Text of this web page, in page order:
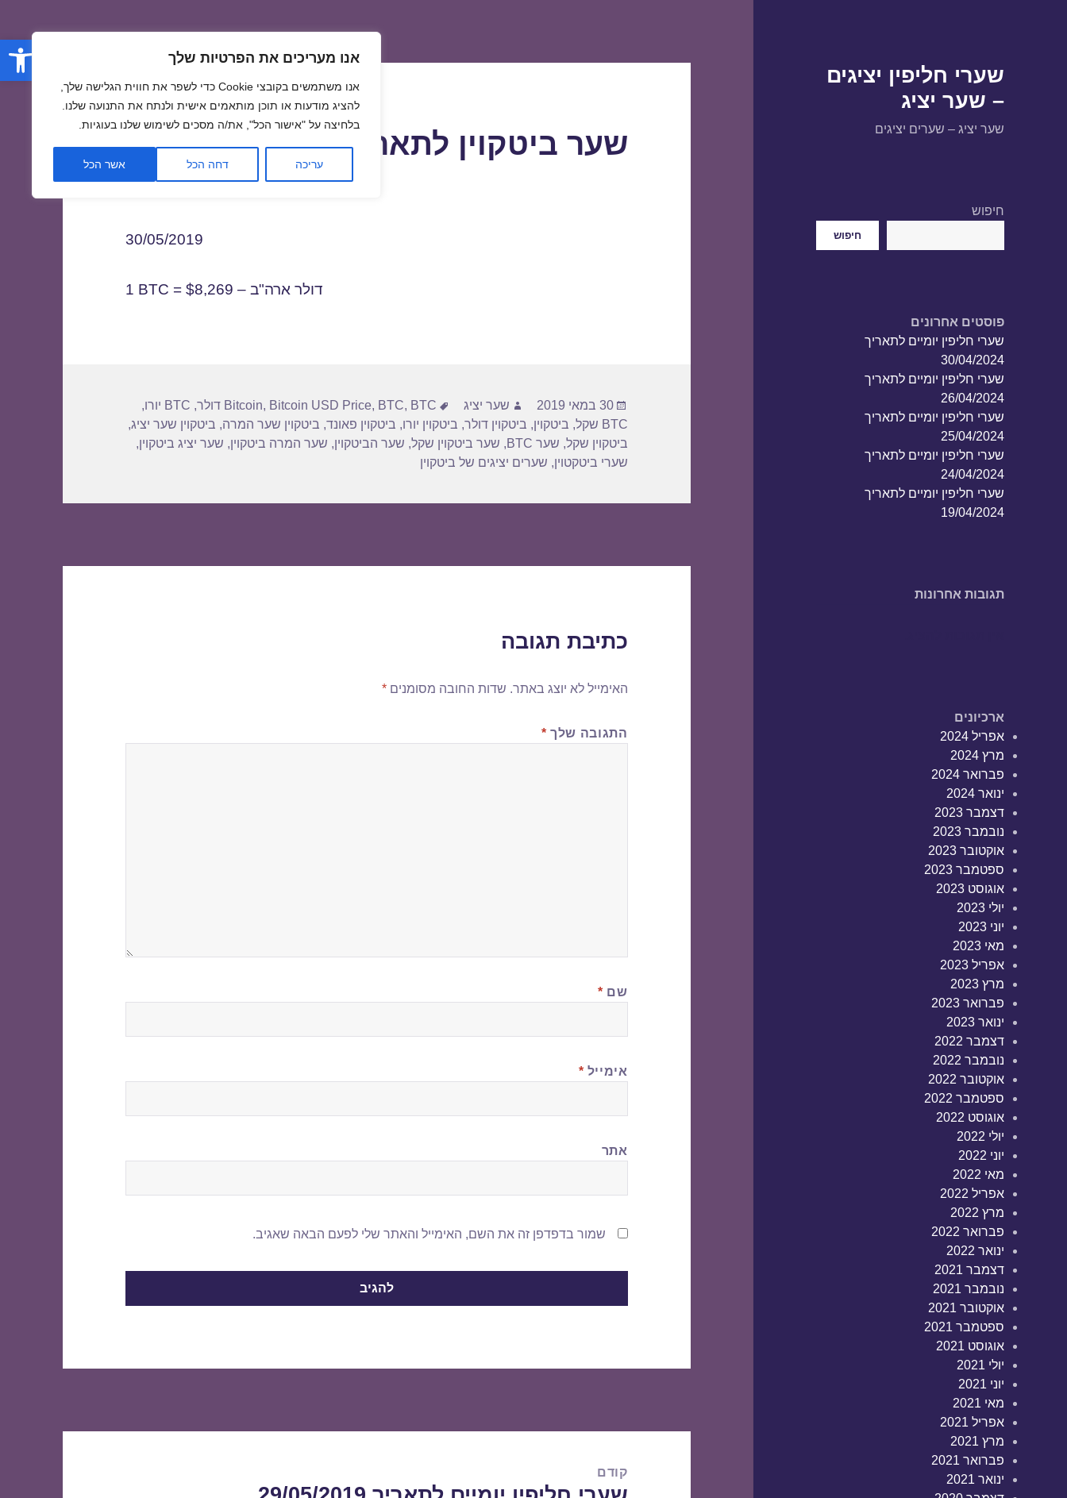
פתח אנו מעריכים את הפרטיות שלך
אנו משתמשים בקובצי Cookie כדי לשפר את חווית הגלישה שלך,
להציג מודעות או תוכן מותאמים אישית ולנתח את התנועה שלנו.
בלחיצה על "אישור הכל", את/ה מסכים לשימוש שלנו בעוגיות.
עריכה דחה הכל אשר הכל
שערי חליפין יציגים
– שער יציג
שער יציג – שערים יציגים
חיפוש
חיפוש
פוסטים אחרונים
שערי חליפין יומיים לתאריך
30/04/2024
שערי חליפין יומיים לתאריך
26/04/2024
שערי חליפין יומיים לתאריך
25/04/2024
שערי חליפין יומיים לתאריך
24/04/2024
שערי חליפין יומיים לתאריך
19/04/2024
תגובות אחרונות
ארכיונים
אפריל 2024
מרץ 2024
פברואר 2024
ינואר 2024
דצמבר 2023
נובמבר 2023
אוקטובר 2023
ספטמבר 2023
אוגוסט 2023
יולי 2023
יוני 2023
מאי 2023
אפריל 2023
מרץ 2023
פברואר 2023
ינואר 2023
דצמבר 2022
נובמבר 2022
אוקטובר 2022
ספטמבר 2022
אוגוסט 2022
יולי 2022
יוני 2022
מאי 2022
אפריל 2022
מרץ 2022
פברואר 2022
ינואר 2022
דצמבר 2021
נובמבר 2021
אוקטובר 2021
ספטמבר 2021
אוגוסט 2021
יולי 2021
יוני 2021
מאי 2021
אפריל 2021
מרץ 2021
פברואר 2021
ינואר 2021
שער ביטקוין לתאריך 30/05/2019
30/05/2019
1 BTC = $8,269 – דולר ארה"ב
פורסם
בתאריך
30 במאי 2019 מחבר
שער יציג תגיות Bitcoin, Bitcoin USD Price, BTC, BTC דולר , BTC יורו
,
BTC שקל
, ביטקוין, ביטקוין דולר, ביטקוין יורו, ביטקוין פאונד, ביטקוין שער המרה, ביטקוין שער יציג,
ביטקוין שקל, שער BTC , שער ביטקוין שקל, שער הביטקוין, שער המרה ביטקוין, שער יציג ביטקוין,
שערי ביטקטוין, שערים יציגים של ביטקוין
כתיבת תגובה
האימייל לא יוצג באתר. שדות החובה מסומנים*
התגובה שלך *
שם *
אימייל *
אתר
שמור בדפדפן זה את השם, האימייל והאתר שלי לפעם הבאה שאגיב.
קודם
הפוסט